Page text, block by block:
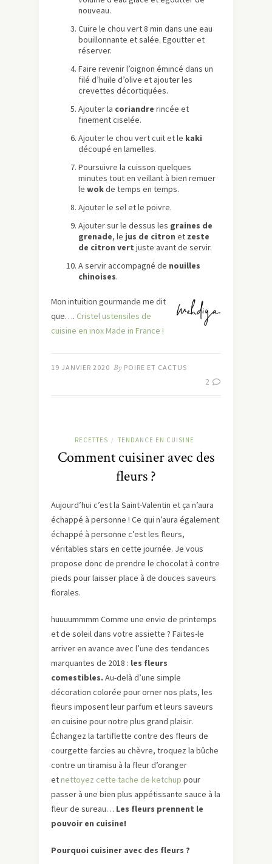
nouveau.
Cuire le chou vert 8 min dans une eau
bouillonnante et salée. Egoutter et
réserver.
Faire revenir l’oignon émincé dans un
filé d’huile d’olive et ajouter les
crevettes décortiquées.
Ajouter la coriandre rincée et
finement ciselée.
Ajouter le chou vert cuit et le kaki
découpé en lamelles.
Poursuivre la cuisson quelques
minutes tout en veillant à bien remuer
le wokde temps en temps.
Ajouter le sel et le poivre.
Ajouter sur le dessus les graines de
grenade, le jus de citron et zeste
de citron vert juste avant de servir.
A servir accompagné de nouilles
chinoises.
Mon intuition gourmande me dit
que…. Cristel ustensiles de
cuisine en inox Made in France !
19 JANVIER 2020 By POIRE ET CACTUS
2
RECETTES / TENDANCE EN CUISINE
Comment cuisiner avec des
fleurs ?
Aujourd’hui c’est la Saint-Valentin et ça n’aura
échappé à personne ! Ce qui n’aura également
échappé à personne c’est les fleurs,
véritables stars en cette journée. Je vous
propose donc de prendre le chocolat à contre
pieds pour laisser place à de douces saveurs
florales.
huuuummmm Comme une envie de printemps
et de soleil dans votre assiette ? Faites-le
arriver en avance avec l’une des tendances
marquantes de 2018 : les fleurs
comestibles. Au-delà d’une simple
décoration colorée pour orner nos plats, les
fleurs imposent leur parfum et leurs saveurs
en cuisine pour notre plus grand plaisir.
Échangez la tartiflette contre des fleurs de
courgette farcies au chèvre, troquez la bûche
contre un tiramisu à la fleur d’oranger
etnettoyez cette tache de ketchup pour
passer à une bien plus appétissante sauce à la
fleur de sureau… Les fleurs prennent le
pouvoir en cuisine!
Pourquoi cuisiner avec des fleurs ?